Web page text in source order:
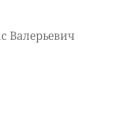
Валерьевич